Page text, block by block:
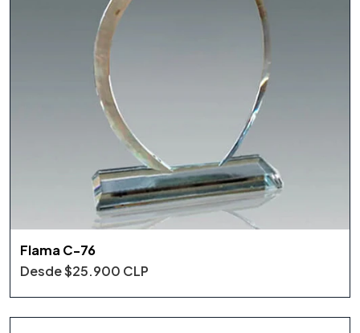
Flama C-76
Desde$25.900 CLP